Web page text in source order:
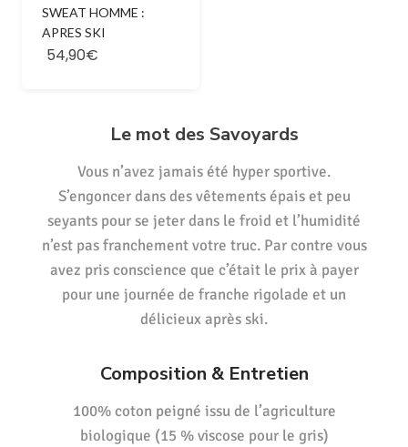
SWEAT HOMME :
APRES SKI
54,90€
Le mot des Savoyards
Vous n’avez jamais été hyper sportive.
S’engoncer dans des vêtements épais et peu
seyants pour se jeter dans le froid et l’humidité
n’est pas franchement votre truc. Par contre vous
avez pris conscience que c’était le prix à payer
pour une journée de franche rigolade et un
délicieux après ski.
Composition & Entretien
100% coton peigné issu de l’agriculture
biologique (15 % viscose pour le gris)